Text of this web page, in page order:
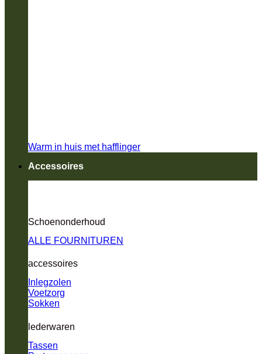
Warm in huis met hafflinger
Accessoires
Schoenonderhoud
ALLE FOURNITUREN
accessoires
Inlegzolen
Voetzorg
Sokken
lederwaren
Tassen